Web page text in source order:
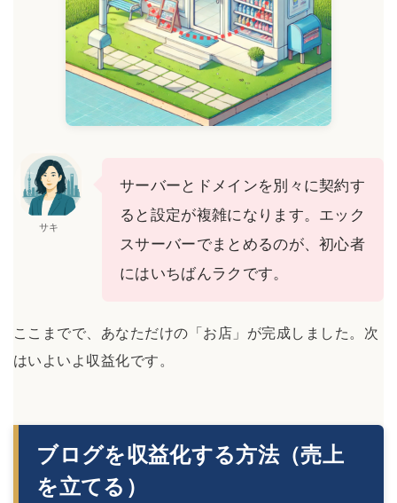
サキ
サーバーとドメインを別々に契約す
ると設定が複雑になります。エック
スサーバーでまとめるのが、初心者
にはいちばんラクです。
ここまでで、あなただけの「お店」が完成しました。次
はいよいよ収益化です。
ブログを収益化する方法（売上
を立てる）